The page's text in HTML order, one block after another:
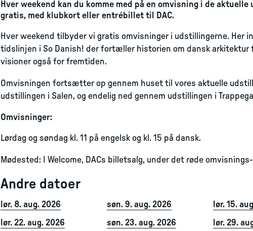
Hver weekend kan du komme med på en omvisning i de
gratis, med klubkort eller entrébillet til DAC.
Hver weekend tilbyder vi gratis omvisninger i udstillingerne. Her
tidslinjen i So Danish! der fortæller historien om dansk arkitektur
visioner også for fremtiden.
Omvisningen fortsætter op gennem huset til vores aktuelle
udstillingen i Salen, og endelig ned gennem udstillingen i
Omvisninger:
Lørdag og søndag kl. 11 på engelsk og kl. 15 på dansk.
Mødested: I Welcome, DACs billetsalg, under det røde
Andre datoer
lør. 8. aug. 2026 søn. 9. aug. 2026 lør. 15.
lør. 22. aug. 2026
søn. 23. aug. 2026 lør. 29.